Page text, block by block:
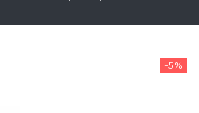
-5%